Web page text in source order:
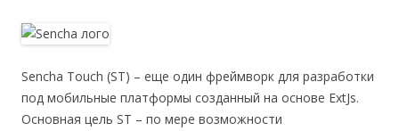
Sencha Touch (ST) – еще один фреймворк для разработки
под мобильные платформы созданный на основе ExtJs.
Основная цель ST – по мере возможности